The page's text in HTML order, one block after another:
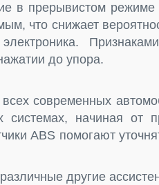
в прерывистом
что снижает
до упора.
современных
начиная от
ABS помогают
другие